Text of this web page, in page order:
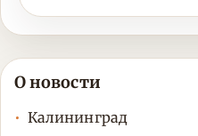
О новости
Калининград